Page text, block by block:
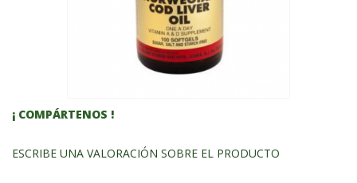
¡ COMPÁRTENOS !
ESCRIBE UNA VALORACIÓN SOBRE EL PRODUCTO